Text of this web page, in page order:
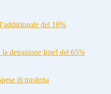
del 10%
detrazione Irpef del 65%
di trasferta